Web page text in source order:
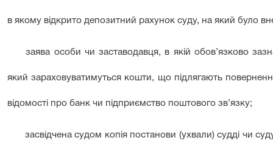
в якому відкрито депозитний рахунок суду, на який було
заява особи чи заставодавця, в якій обов’язково
який зараховуватимуться кошти, що підлягають
відомості про банк чи підприємство поштового зв’язку;
засвідчена судом копія постанови (ухвали) судді чи